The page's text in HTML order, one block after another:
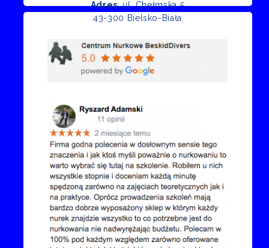
Adres: ul. Chełmska 5
43-300 Bielsko-Biała